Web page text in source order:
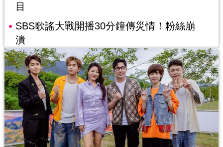
目
SBS歌謠大戰開播30分鐘傳災情！粉絲崩
潰